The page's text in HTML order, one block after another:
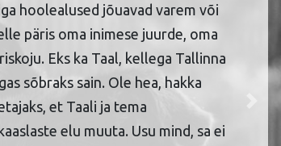
hoolealused jõuavad varem või
päris oma inimese juurde, oma
Eks ka Taal, kellega Tallinna
sõbraks sain. Ole hea, hakka
et Taali ja tema
elu muuta. Usu mind, sa ei
Next